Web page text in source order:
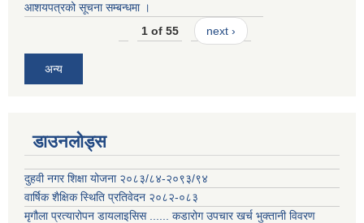
आशयपत्रको सूचना सम्बन्धमा ।
1 of 55
next ›
अन्य
डाउनलोड्स
दुहवी नगर शिक्षा योजना २०८३/८४-२०९३/९४
वार्षिक शैक्षिक स्थिति प्रतिवेदन २०८२-०८३
मृगौला प्रत्यारोपन डायलाइसिस ...... कडारोग उपचार खर्च भुक्तानी विवरण